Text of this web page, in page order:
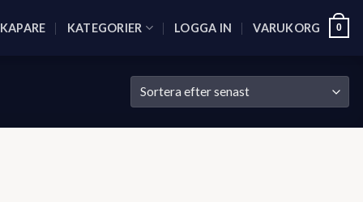
KATEGORIER LOGGA IN VARUKORG 0